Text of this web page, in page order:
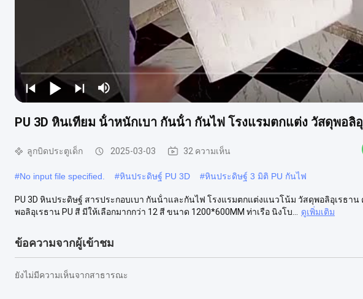
PU 3D หินเทียม น้ําหนักเบา กันน้ํา กันไฟ โรงแรมตกแต่ง วัสดุพอลิ
ลูกบิดประตูเด็ก 2025-03-03 32 ความเห็น
#No input file specified. #หินประดิษฐ์ PU 3D #หินประดิษฐ์ 3 มิติ PU กันไฟ
PU 3D หินประดิษฐ์ สารประกอบเบา กันน้ําและกันไฟ โรงแรมตกแต่งแนวโน้ม วัสดุพอลิอุเรธา
พอลิอุเรธาน PU สี มีให้เลือกมากกว่า 12 สี ขนาด 1200*600MM ท่าเรือ นิงโบ...
ดูเพิ่มเติม
ข้อความจากผู้เข้าชม
ยังไม่มีความเห็นจากสาธารณะ